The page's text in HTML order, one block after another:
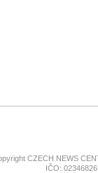
CZECH NEWS
IČO: